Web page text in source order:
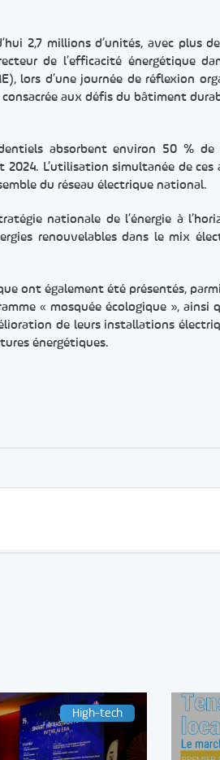
2,7 millions d’unités, avec plus
de l’efficacité énergétique
lors d’une journée de réflexion
aux défis du bâtiment
absorbent environ 50 %
L’utilisation simultanée de ces
du réseau électrique national.
nationale de l’énergie à
renouvelables dans le mix
ont également été présentés,
« mosquée écologique », ainsi
de leurs installations
énergétiques.
High-tech